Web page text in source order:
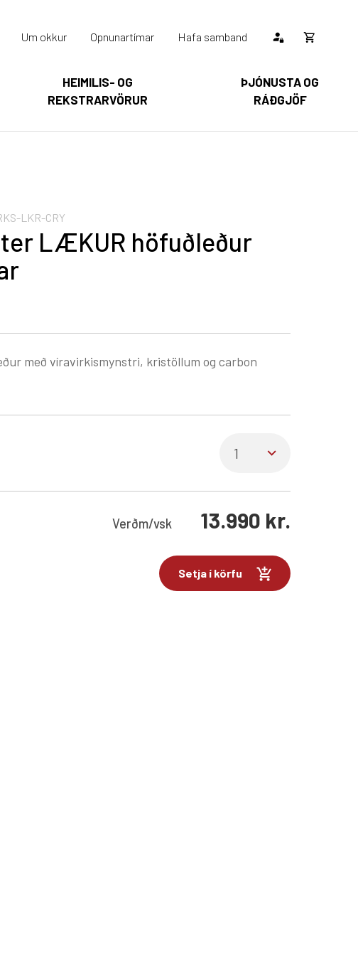
HEIMILIS- OG
REKSTRARVÖRUR
ÞJÓNUSTA OG
RÁÐGJÖF
Um okkur Opnunartímar Hafa samband
Opna
Karfan þín
körfu
LKR-CRY
LÆKUR höfuðleður
með víravirkismynstri, kristöllum og carbon
Verðm/vsk 13.990 kr.
Setja í körfu